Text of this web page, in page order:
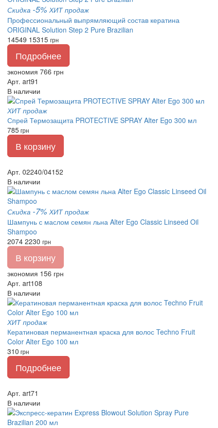
Скидка -5% ХИТ продаж
Профессиональный выпрямляющий состав кератина
ORIGINAL Solution Step 2 Pure Brazilian
14549 15315 грн
Подробнее
экономия 766 грн
Арт. art91
В наличии
ХИТ продаж
Спрей Термозащита PROTECTIVE SPRAY Alter Ego 300 мл
785грн
В корзину
Арт. 02240/04152
В наличии
Скидка -7% ХИТ продаж
Шампунь с маслом семян льна Alter Ego Classic Linseed Oil
Shampoo
2074 2230 грн
В корзину
экономия 156 грн
Арт. art108
В наличии
ХИТ продаж
Кератиновая перманентная краска для волос Techno Fruit
Color Alter Ego 100 мл
310 грн
Подробнее
Арт. art71
В наличии